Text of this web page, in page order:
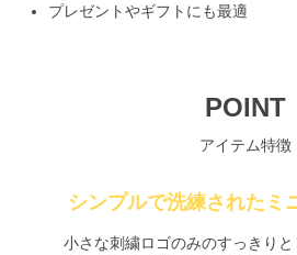
プレゼントやギフトにも最適
POINT
アイテム特徴
シンプルで洗練されたミ
小さな刺繍ロゴのみのすっきりと